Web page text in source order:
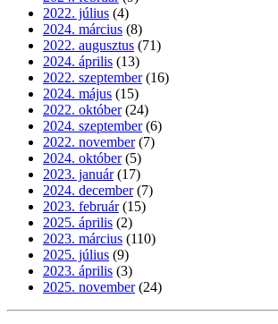
2022. július (4)
2024. március (8)
2022. augusztus (71)
2024. április (13)
2022. szeptember (16)
2024. május (15)
2022. október (24)
2024. szeptember (6)
2022. november (7)
2024. október (5)
2023. január (17)
2024. december (7)
2023. február (15)
2025. április (2)
2023. március (110)
2025. július (9)
2023. április (3)
2025. november (24)